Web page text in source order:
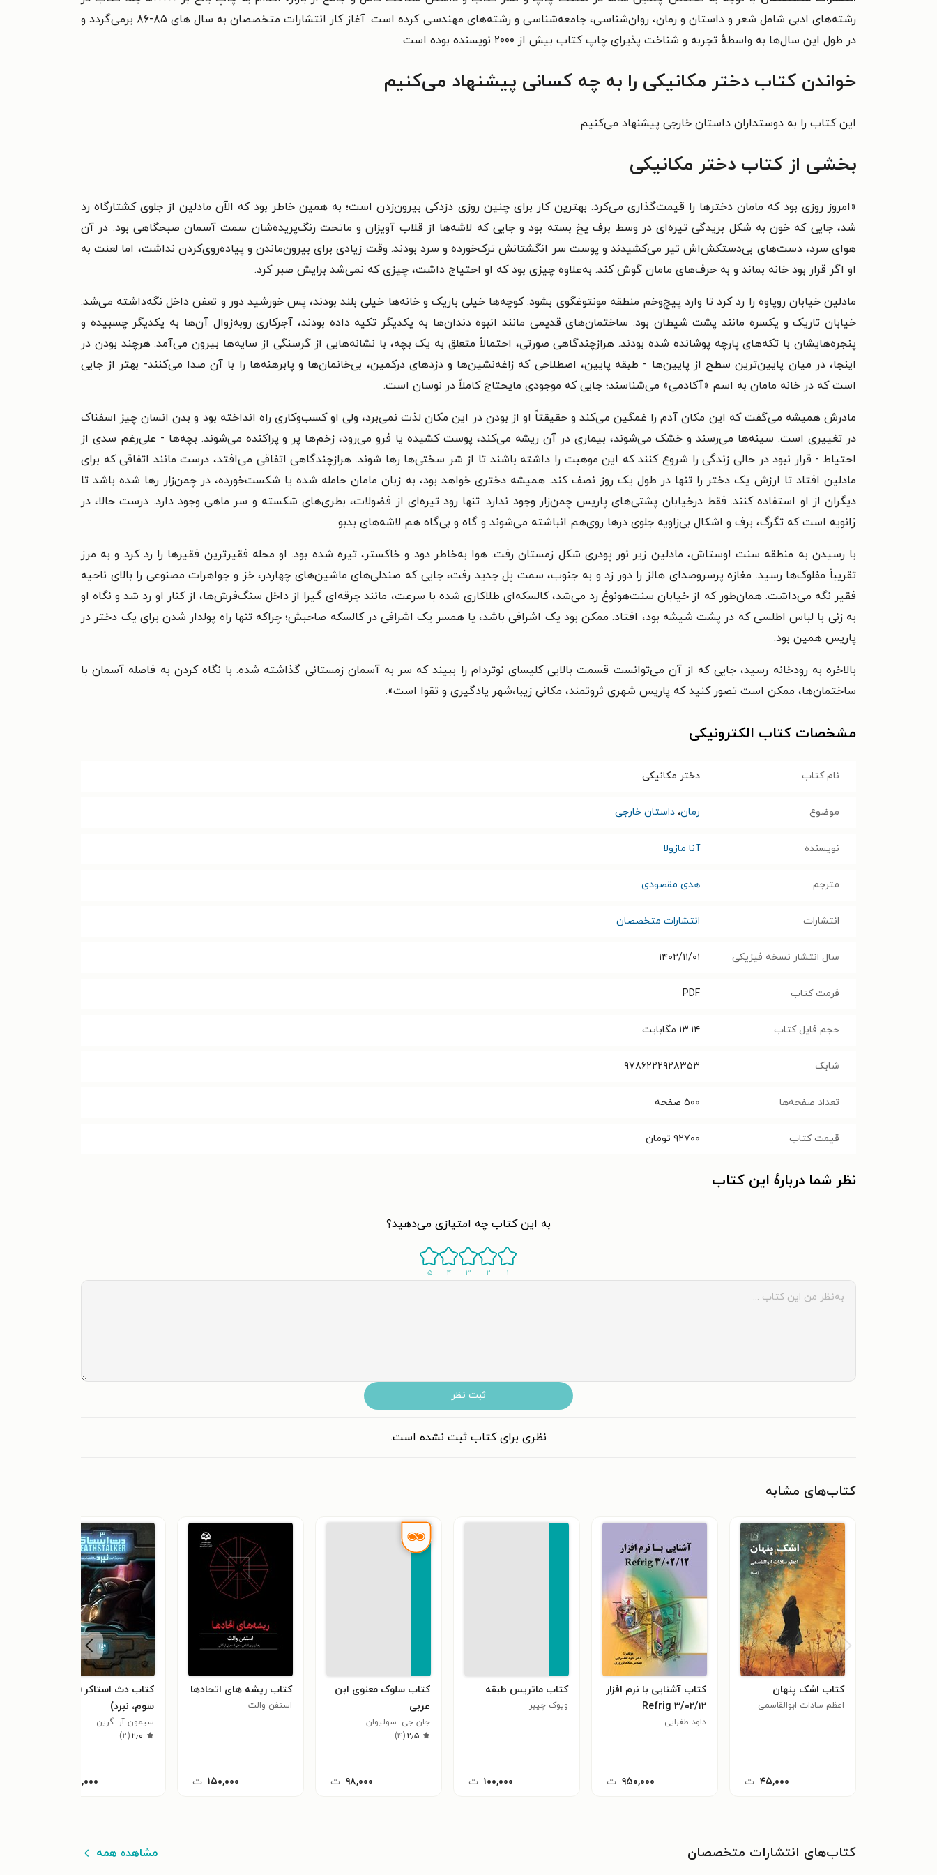
رشته‌های ادبی شامل شعر و داستان و رمان، روان‌شناسی، جامعه‌شناسی و رشته‌های مهندسی کرده است. آغاز کار انتشارات متخصصان به سال های ۸۵-۸۶ برمی‌گردد و
در طول این سال‌ها به واسطهٔ تجربه و شناخت پذیرای چاپ کتاب بیش از ۲۰۰۰ نویسنده بوده است.
خواندن کتاب دختر مکانیکی را به چه کسانی پیشنهاد می‌کنیم
این کتاب را به دوستداران داستان خارجی پیشنهاد می‌کنیم.
بخشی از کتاب دختر مکانیکی
«امروز روزی بود که مامان دختر‌ها را قیمت‌گذاری می‌کرد. بهترین کار برای چنین روزی دزدکی بیرون‌زدن است؛ به همین خاطر بود که الآن مادلین از جلوی کشتارگاه رد
شد، جایی که خون به شکل بریدگی تیره‌ای در وسط برف یخ بسته بود و جایی که لاشه‌ها از قلاب آویزان و ماتحت رنگ‌پریده‌شان سمت آسمان صبحگاهی بود. در آن
هوای سرد، دست‌های بی‌دستکش‌اش تیر می‌کشیدند و پوست سر انگشتانش ترک‌خورده و سرد بودند. وقت زیادی برای بیرون‌ماندن و پیاده‌روی‌کردن نداشت، اما لعنت به‌
او اگر قرار بود خانه بماند و به حرف‌های مامان گوش کند. به‌علاوه چیزی بود که او احتیاج داشت، چیزی که نمی‌شد برایش صبر کرد.
مادلین خیابان رو‌پاوه را رد کرد تا وارد پیچ‌و‌خم منطقه مونتوغگوی بشود. کوچه‌ها خیلی باریک و خانه‌ها خیلی بلند بودند، پس خورشید دور و تعفن داخل نگه‌داشته می‌شد.
خیابان تاریک و یکسره مانند پشت شیطان بود. ساختمان‌های قدیمی مانند انبوه دندان‌ها به یکدیگر تکیه داده بودند، آجرکاری روبه‌زوال آن‌ها به یکدیگر چسبیده و
پنجره‌هایشان با تکه‌های پارچه پوشانده شده بودند. هرازچندگاهی صورتی، احتمالاً متعلق به یک بچه، با نشانه‌هایی از گرسنگی از سایه‌ها بیرون می‌آمد. هر‌چند بودن در
اینجا، در میان پایین‌ترین سطح از پایین‌ها - طبقه پایین، اصطلاحی که زاغه‌نشین‌ها و دزد‌های درکمین، بی‌خانمان‌ها و پا‌برهنه‌ها را با آن صدا می‌کنند- بهتر از جایی
است که در خانه‌ مامان به اسم «آکادمی» می‌شناسند؛ جایی که موجودی مایحتاج کاملاً در نوسان است.
مادرش همیشه می‌گفت که این مکان آدم را غمگین می‌کند و حقیقتاً او از بودن در این مکان لذت نمی‌برد، ولی او کسب‌وکاری راه انداخته بود و بدن انسان چیز اسفناک
در تغییری است. سینه‌ها می‌رسند و خشک می‌شوند، بیماری در آن ریشه می‌کند، پوست کشیده یا فرو می‌رود، زخم‌ها پر و پراکنده می‌شوند. بچه‌ها - علی‌رغم سدی از
احتیاط - قرار نبود در حالی زندگی را شروع کنند که این موهبت را داشته باشند تا از شر سختی‌ها رها شوند. هرازچند‌گاهی اتفاقی می‌افتد، درست مانند اتفاقی که برای
مادلین افتاد تا ارزش یک دختر را تنها در طول یک روز نصف کند. همیشه دختری خواهد بود، به زبان مامان حامله شده یا شکست‌خورده، در چمن‌زار رها شده باشد تا
دیگران از او استفاده کنند. فقط درخیابان ‌پشتی‌های پاریس چمن‌زار وجود ندارد. تنها رود تیره‌ای از فضولات، بطری‌های شکسته و سر ماهی وجود دارد. درست حالا، در
ژانویه است که تگرگ، برف و اشکال بی‌زاویه جلوی درها روی‌هم انباشته می‌شوند و گاه‌ و بی‌گاه هم لاشه‌های بدبو.
با رسیدن به منطقه سنت اوستاش، مادلین زیر نور پودری شکل زمستان رفت. هوا به‌خاطر دود و خاکستر، تیره شده بود. او محله فقیر‌ترین فقیرها را رد کرد و به مرز
تقریباً مفلوک‌ها رسید. مغازه پرسروصدای هالز را دور زد و به جنوب، سمت پل جدید رفت، جایی که صندلی‌های ماشین‌های چهاردر، خز و جواهرات مصنوعی را بالای ناحیه
فقیر نگه می‌داشت. همان‌طور که از خیابان ‌سنت‌هونوغ رد می‌شد، کالسکه‌ای طلاکاری شده با سرعت، مانند جرقه‌ای گیرا از داخل سنگ‌فرش‌ها، از کنار او رد شد و نگاه او
به زنی با لباس اطلسی که در پشت شیشه بود،‌ افتاد. ممکن بود یک اشرافی باشد، یا همسر یک اشرافی در کالسکه صاحبش؛ چراکه تنها راه پولدار شدن برای یک دختر در
پاریس همین بود.
بالاخره به رودخانه رسید، جایی که از آن می‌توانست قسمت بالایی کلیسای نوتردام را ببیند که سر به آسمان زمستانی گذاشته ‌شده. با نگاه کردن به فاصله آسمان با
ساختمان‌ها، ممکن است تصور کنید که پاریس شهری ثروتمند، مکانی زیبا،شهر یادگیری و تقوا است».
مشخصات کتاب الکترونیکی
نام کتاب دختر مکانیکی
موضوع رمان، داستان خارجی
نویسنده آنا مازولا
مترجم هدی مقصودی
انتشارات انتشارات متخصصان
سال انتشار نسخه فیزیکی ۱۴۰۲/۱۱/۰۱
فرمت کتاب PDF
حجم فایل کتاب ۱۳.۱۴ مگابایت
شابک ۹۷۸۶۲۲۲۹۲۸۳۵۳
تعداد صفحه‌ها ۵۰۰ صفحه
قیمت کتاب ۹۲۷۰۰ تومان
نظر شما دربارهٔ این کتاب
به این کتاب چه امتیازی می‌دهید؟
۱ ۲ ۳ ۴ ۵
ثبت نظر
نظری برای کتاب ثبت نشده است.
کتاب‌های مشابه
کتاب اشک پنهان
اعظم سادات ابوالقاسمی
۴۵,۰۰۰ ت
کتاب آشنایی با نرم افزار
Refrig ۳/۰۲/۱۲
داود طغرایی
۹۵۰,۰۰۰ ت
کتاب ماتریس طبقه
ویوک چیبر
۱۰۰,۰۰۰ ت
کتاب سلوک معنوی ابن
عربی
جان جی. سولیوان
۲٫۵(۴)
۹۸,۰۰۰ ت
کتاب ریشه های اتحادها
استفن والت
۱۵۰,۰۰۰ ت
کتاب دث استاکر (جلد
سوم، نبرد)
سیمون آر. گرین
۲٫۰(۲)
۶۹۱,۰۰۰
کتاب‌های انتشارات متخصصان مشاهده همه